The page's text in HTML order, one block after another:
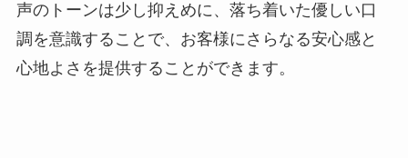
声のトーンは少し抑えめに、落ち着いた優しい口
調を意識することで、お客様にさらなる安心感と
心地よさを提供することができます。